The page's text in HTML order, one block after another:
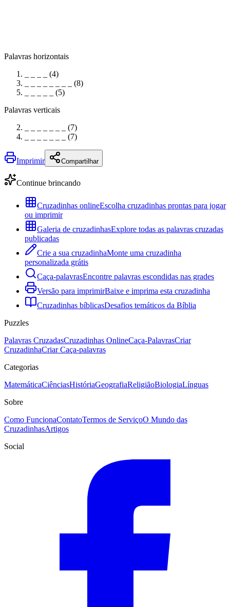
Palavras horizontais
_ _ _ _ (4)
_ _ _ _ _ _ _ _ (8)
_ _ _ _ _ (5)
Palavras verticais
_ _ _ _ _ _ _ (7)
_ _ _ _ _ _ _ (7)
Imprimir Compartilhar
Continue brincando
Cruzadinhas onlineEscolha cruzadinhas prontas para jogar
ou imprimir
Galeria de cruzadinhasExplore todas as palavras cruzadas
publicadas
Crie a sua cruzadinhaMonte uma cruzadinha
personalizada grátis
Caça-palavrasEncontre palavras escondidas nas grades
Versão para imprimirBaixe e imprima esta cruzadinha
Cruzadinhas bíblicasDesafios temáticos da Bíblia
Puzzles
Palavras CruzadasCruzadinhas OnlineCaça-PalavrasCriar
CruzadinhaCriar Caça-palavras
Categorias
MatemáticaCiênciasHistóriaGeografiaReligiãoBiologiaLínguas
Sobre
Como FuncionaContatoTermos de ServiçoO Mundo das
CruzadinhasArtigos
Social